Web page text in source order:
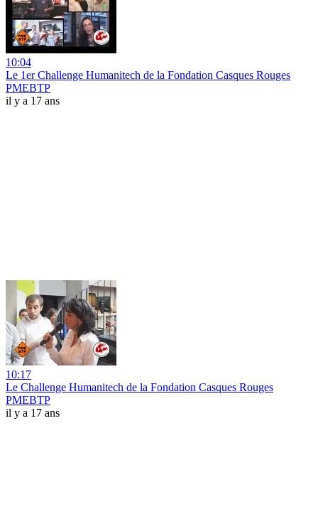
10:04
Le 1er Challenge Humanitech de la Fondation Casques Rouges
PMEBTP
il y a 17 ans
10:17
Le Challenge Humanitech de la Fondation Casques Rouges
PMEBTP
il y a 17 ans